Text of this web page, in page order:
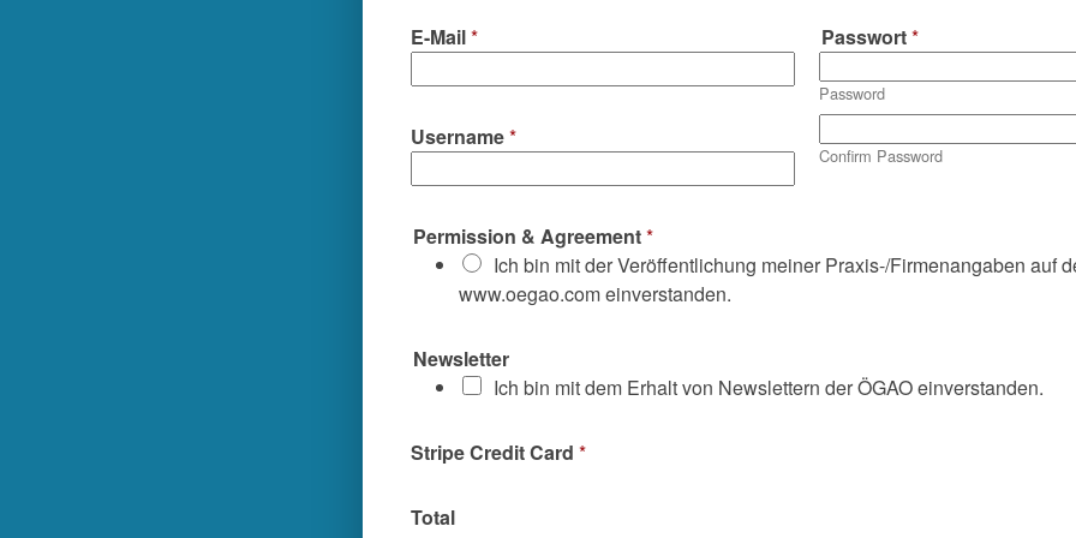
E-Mail*
Username*
Passwort*
Password
Confirm Password
Permission & Agreement*
Ich bin mit der Veröffentlichung meiner Praxis-/Firmenangaben auf
www.oegao.com einverstanden.
Newsletter
Ich bin mit dem Erhalt von Newslettern der ÖGAO einverstanden.
Stripe Credit Card *
Total